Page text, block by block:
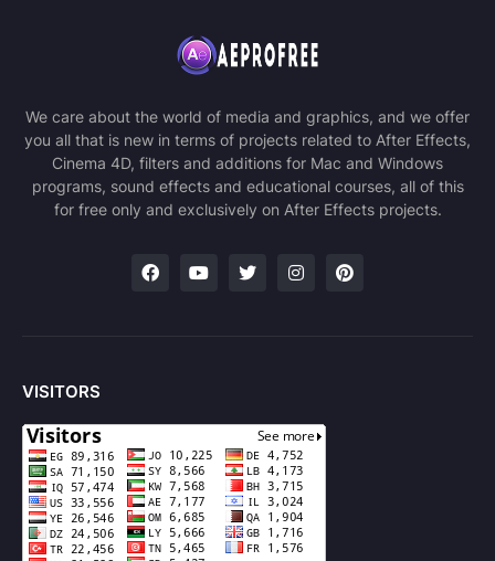
We care about the world of media and graphics, and we offer
you all that is new in terms of projects related to After Effects,
Cinema 4D, filters and additions for Mac and Windows
programs, sound effects and educational courses, all of this
for free only and exclusively on After Effects projects.
VISITORS